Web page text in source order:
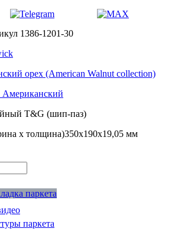
1386-1201-30
орех (American Walnut collection)
Американский
T&G (шип-паз)
х толщина)350х190х19,05 мм
паркета
паркета